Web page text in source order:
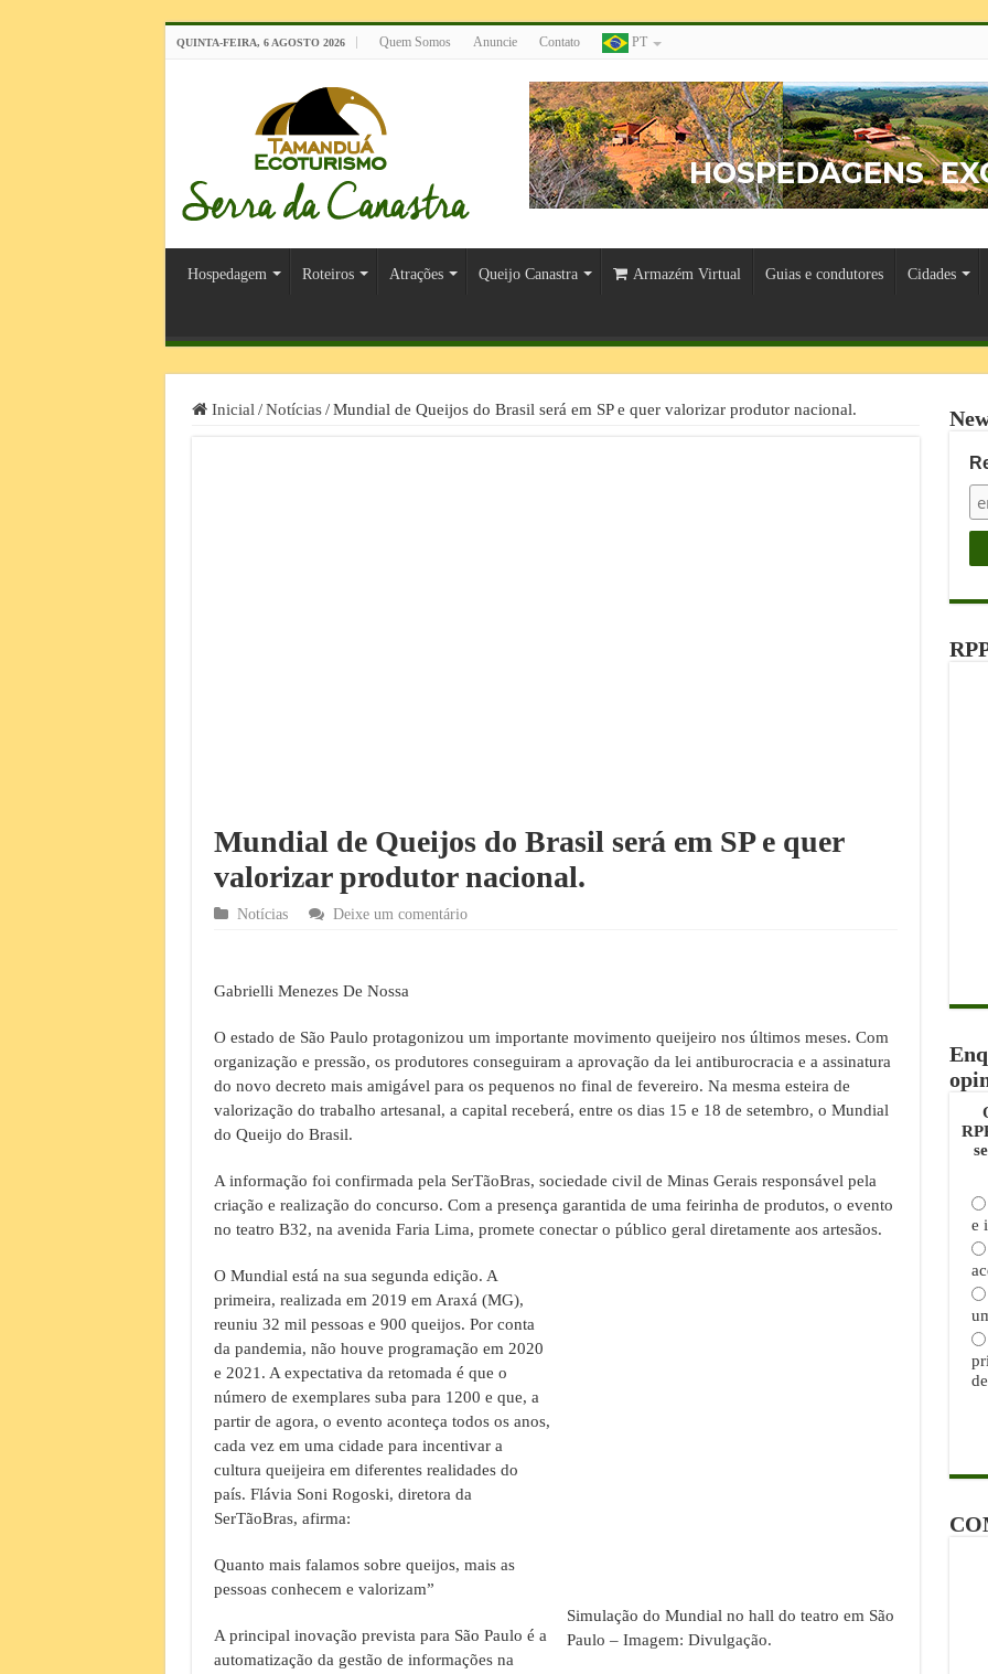
QUINTA-FEIRA, 6 AGOSTO 2026 Quem Somos Anuncie Contato PT
Hospedagem Roteiros Atrações Queijo Canastra Armazém Virtual Guias e condutores Cidades
Inicial / Notícias / Mundial de Queijos do Brasil será em SP e quer valorizar produtor nacional.
Mundial de Queijos do Brasil será em SP e quer
valorizar produtor nacional.
Notícias Deixe um comentário
Gabrielli Menezes De Nossa
O estado de São Paulo protagonizou um importante movimento queijeiro nos últimos meses. Com
organização e pressão, os produtores conseguiram a aprovação da lei antiburocracia e a assinatura
do novo decreto mais amigável para os pequenos no final de fevereiro. Na mesma esteira de
valorização do trabalho artesanal, a capital receberá, entre os dias 15 e 18 de setembro, o Mundial
do Queijo do Brasil.
A informação foi confirmada pela SerTãoBras, sociedade civil de Minas Gerais responsável pela
criação e realização do concurso. Com a presença garantida de uma feirinha de produtos, o evento
no teatro B32, na avenida Faria Lima, promete conectar o público geral diretamente aos artesãos.
Simulação do Mundial no hall do teatro em São
Paulo – Imagem: Divulgação.
O Mundial está na sua segunda edição. A
primeira, realizada em 2019 em Araxá (MG),
reuniu 32 mil pessoas e 900 queijos. Por conta
da pandemia, não houve programação em 2020
e 2021. A expectativa da retomada é que o
número de exemplares suba para 1200 e que, a
partir de agora, o evento aconteça todos os anos,
cada vez em uma cidade para incentivar a
cultura queijeira em diferentes realidades do
país. Flávia Soni Rogoski, diretora da
SerTãoBras, afirma:
Quanto mais falamos sobre queijos, mais as
pessoas conhecem e valorizam”
A principal inovação prevista para São Paulo é a
automatização da gestão de informações na
e